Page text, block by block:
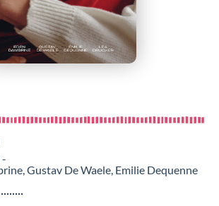
-
Gustav De Waele, Emilie Dequenne